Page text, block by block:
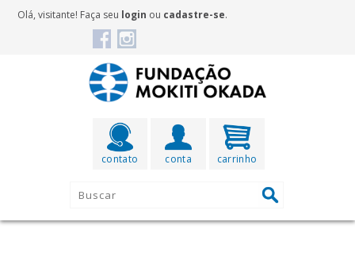
Olá, visitante! Faça seu login ou cadastre-se.
carrinho
conta
contato